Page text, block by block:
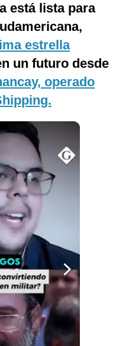
está lista para
estrella
un futuro desde
operado